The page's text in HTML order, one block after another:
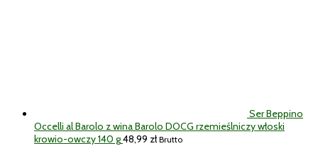
Ser Beppino
Occelli al Barolo z wina Barolo DOCG rzemieślniczy włoski
krowio-owczy 140 g48,99 zł Brutto